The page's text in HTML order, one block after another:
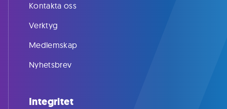
Kontakta oss
Verktyg
Medlemskap
Nyhetsbrev
Integritet